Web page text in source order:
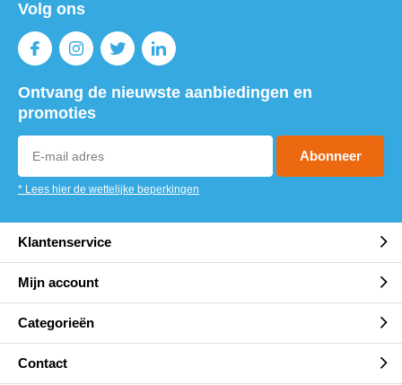
Volg ons
Ontvang de nieuwste aanbiedingen en
promoties
Abonneer
* Lees hier de wettelijke beperkingen
Klantenservice
Mijn account
Categorieën
Contact